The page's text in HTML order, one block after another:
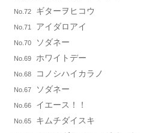
No.72 ギターヲヒコウ
No.71 アイダロアイ
No.70 ソダネー
No.69 ホワイトデー
No.68 コノシハイカラノ
No.67 ソダネー
No.66 イエース！！
No.65 キムチダイスキ